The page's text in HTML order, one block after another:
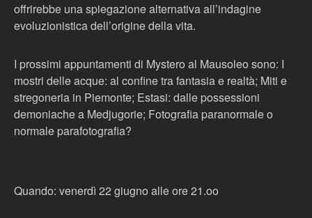
offrirebbe una spiegazione alternativa all’indagine
evoluzionistica dell’origine della vita.
I prossimi appuntamenti di Mystero al Mausoleo sono: I
mostri delle acque: al confine tra fantasia e realtà; Miti e
stregoneria in Piemonte; Estasi: dalle possessioni
demoniache a Medjugorie; Fotografia paranormale o
normale parafotografia?
Quando: venerdì 22 giugno alle ore 21.oo